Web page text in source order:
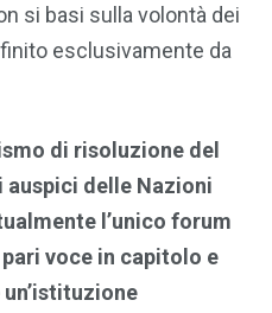
si basi sulla volontà dei
esclusivamente da
di risoluzione del
delle Nazioni
l’unico forum
voce in capitolo e